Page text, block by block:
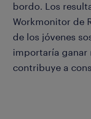
bordo. Los
Workmonitor de
de los jóvenes
importaría ganar
contribuye a